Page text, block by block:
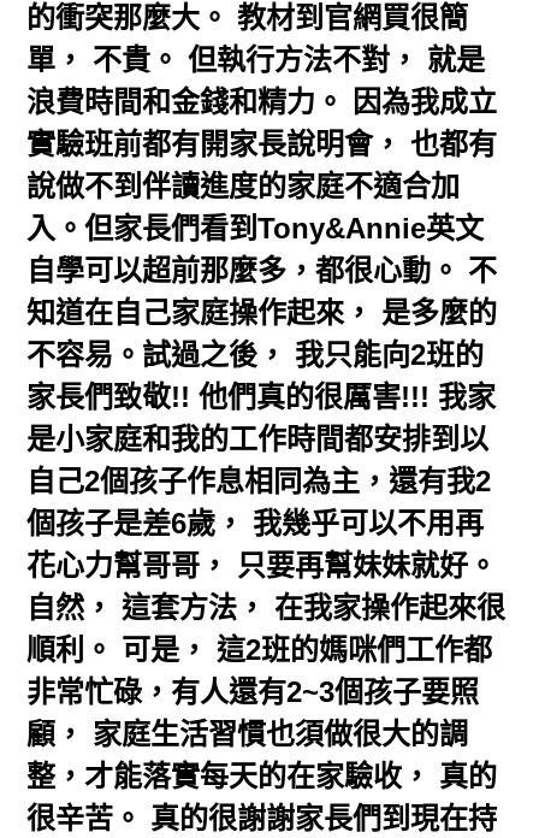
的衝突那麼大。 教材到官網買很簡
單， 不貴。 但執行方法不對， 就是
浪費時間和金錢和精力。 因為我成立
實驗班前都有開家長說明會， 也都有
說做不到伴讀進度的家庭不適合加
入。但家長們看到Tony&Annie英文
自學可以超前那麼多，都很心動。 不
知道在自己家庭操作起來， 是多麼的
不容易。試過之後， 我只能向2班的
家長們致敬!! 他們真的很厲害!!! 我家
是小家庭和我的工作時間都安排到以
自己2個孩子作息相同為主，還有我2
個孩子是差6歲， 我幾乎可以不用再
花心力幫哥哥， 只要再幫妹妹就好。
自然， 這套方法， 在我家操作起來很
順利。 可是， 這2班的媽咪們工作都
非常忙碌，有人還有2~3個孩子要照
顧， 家庭生活習慣也須做很大的調
整，才能落實每天的在家驗收， 真的
很辛苦。 真的很謝謝家長們到現在持